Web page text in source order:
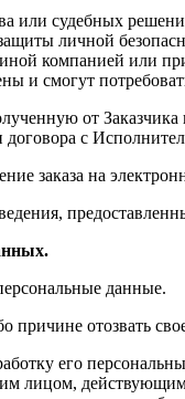
или судебных
личной
компанией или
и смогут
от
с
заказа на
данные.
причине отозвать
его
лицом,